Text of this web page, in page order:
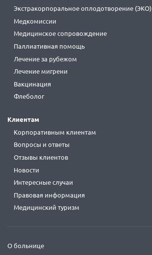
Экстракорпоральное оплодотворение (ЭКО)
Медкомиссии
Медицинское сопровождение
Паллиативная помощь
Лечение за рубежом
Лечение мигрени
Вакцинация
Флеболог
Клиентам
Корпоративным клиентам
Вопросы и ответы
Отзывы клиентов
Новости
Интересные случаи
Правовая информация
Медицинский туризм
О больнице